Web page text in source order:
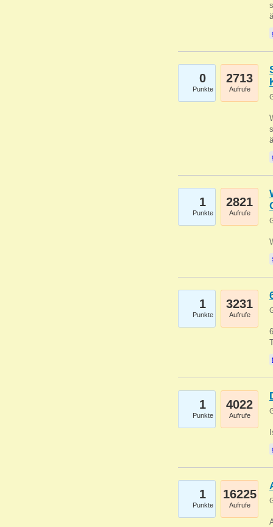
0
Punkte
2713
Aufrufe
1
Punkte
2821
Aufrufe
1
Punkte
3231
Aufrufe
1
Punkte
4022
Aufrufe
1
Punkte
16225
Aufrufe